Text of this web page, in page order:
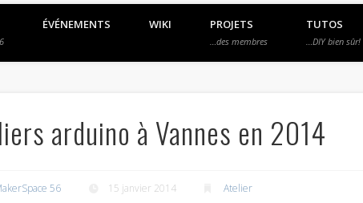
ÉVÉNEMENTS WIKI PROJETS
…des membres
TUTOS
…DIY bien sûr!
arduino à Vannes en 2014
56 15 janvier 2014 Atelier